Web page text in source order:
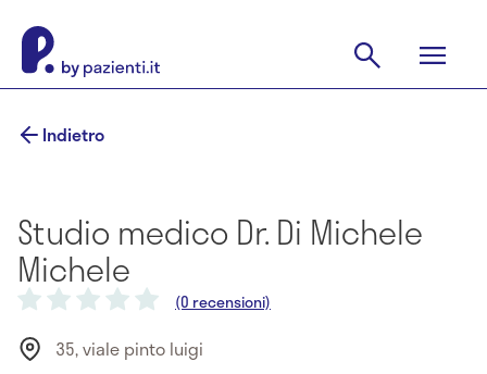
Indietro
Studio medico Dr. Di Michele
Michele
(0 recensioni)
35, viale pinto luigi